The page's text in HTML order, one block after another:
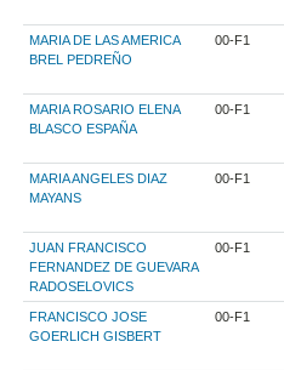
MARIA DE LAS AMERICA
BREL PEDREÑO
00-F1
MARIA ROSARIO ELENA
BLASCO ESPAÑA
00-F1
MARIA ANGELES DIAZ
MAYANS
00-F1
JUAN FRANCISCO
FERNANDEZ DE GUEVARA
RADOSELOVICS
00-F1
FRANCISCO JOSE
GOERLICH GISBERT
00-F1